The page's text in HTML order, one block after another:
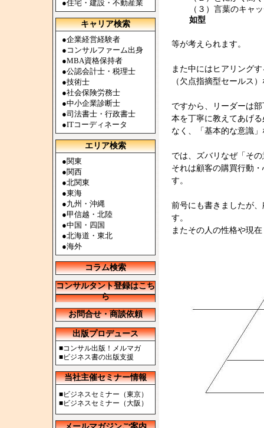
●住宅・建設・不動産業
キャリア検索
●企業経営経験者
● コンサルファーム出身
●MBA資格保持者
●公認会計士・税理士
●技術士
●社会保険労務士
●中小企業診断士
●司法書士・行政書士
●ITコーディネータ
エリア検索
●関東
●関西
●北関東
●東海
●九州・沖縄
●甲信越・北陸
●中国・四国
●北海道・東北
●海外
コラム検索
コンサルタント登録はこち
ら
お問合せ・商談依頼
出版プロデュース
■コンサル出版！メルマガ
■ビジネス書の出版支援
当社主催セミナー情報
■ビジネスセミナー（東京）
■ビジネスセミナー（大阪）
（３）言葉のキャ
如型
等が考えられます。
また中にはヒアリング
（欠点指摘型セールス
ですから、リーダーは
本を丁寧に教えてあげ
なく、「基本的な意識
では、ズバリなぜ「そ
それは顧客の購買行動
す。
前号にも書きましたが
す。
またその人の性格や現